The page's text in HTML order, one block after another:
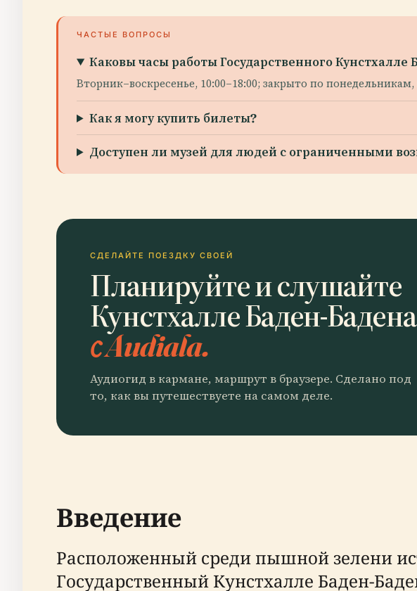
ЧАСТЫЕ ВОПРОСЫ
Каковы часы работы Государственного Кунстхалле
Вторник–воскресенье, 10:00–18:00; закрыто по
Как я могу купить билеты?
Доступен ли музей для людей с ограниченными
СДЕЛАЙТЕ ПОЕЗДКУ СВОЕЙ
Планируйте и слушайте
Кунстхалле Баден-Бадена
с Audiala.
Аудиогид в кармане, маршрут в браузере. Сделано под
то, как вы путешествуете на самом деле.
Введение
Расположенный среди пышной зелени
Государственный Кунстхалле Баден-